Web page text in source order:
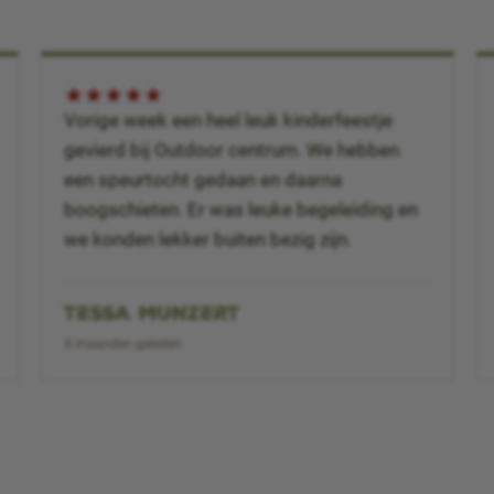
★ ★ ★ ★ ★
Vorige week een heel leuk kinderfeestje
gevierd bij Outdoor centrum. We hebben
een speurtocht gedaan en daarna
boogschieten. Er was leuke begeleiding en
we konden lekker buiten bezig zijn.
TESSA MUNZERT
4 maanden geleden